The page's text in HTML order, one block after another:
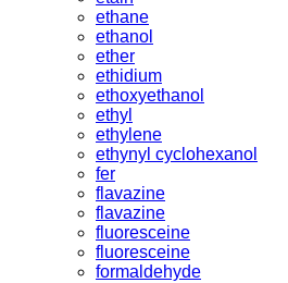
ethane
ethanol
ether
ethidium
ethoxyethanol
ethyl
ethylene
ethynyl cyclohexanol
fer
flavazine
flavazine
fluoresceine
fluoresceine
formaldehyde